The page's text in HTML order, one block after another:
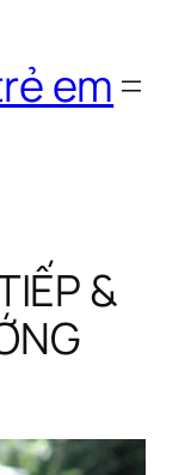
em
&